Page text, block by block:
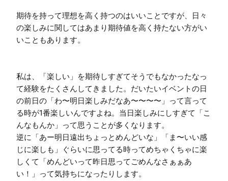
期待を持って理想を高く持つのはいいことですが、日々
の楽しみに関してはあまり期待値を高く持たない方がい
いこともあります。
私は、「楽しい」を期待しすぎてそうでもなかったなっ
て経験をたくさんしてきました。だいたいイベントの日
の前日の「わ〜明日楽しみだなあ〜〜〜〜」って言って
る時が1番楽しいんですよね。当日楽しみにしすぎて「こ
んなもんか」って思うことが多くなります。
逆に「あー明日遠出ちょっとめんどいな」「ま〜いい感
じに楽しも」ぐらいに思ってる時ってめちゃくちゃに楽
しくて「めんどいって昨日思ってごめんなさぁぁあ
い！」って気持ちになったりします。